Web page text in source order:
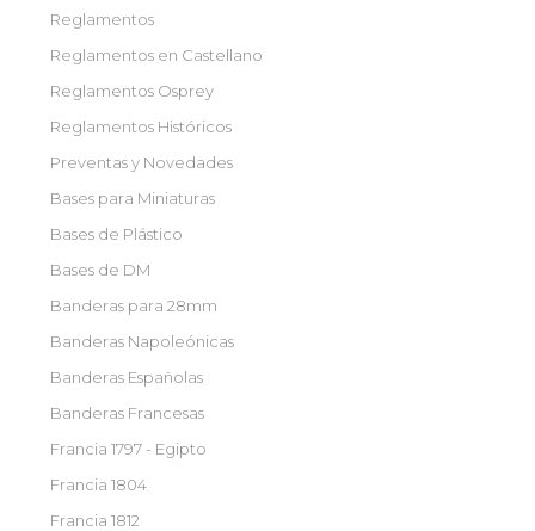
Reglamentos
Reglamentos en Castellano
Reglamentos Osprey
Reglamentos Históricos
Preventas y Novedades
Bases para Miniaturas
Bases de Plástico
Bases de DM
Banderas para 28mm
Banderas Napoleónicas
Banderas Españolas
Banderas Francesas
Francia 1797 - Egipto
Francia 1804
Francia 1812